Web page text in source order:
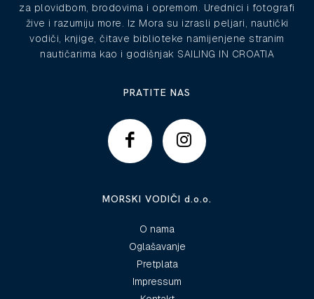
za plovidbom, brodovima i opremom. Urednici i fotografi
žive i razumiju more. Iz Mora su izrasli peljari, nautički
vodiči, knjige, čitave biblioteke namijenjene stranim
nautičarima kao i godišnjak SAILING IN CROATIA
PRATITE NAS
MORSKI VODIČI d.o.o.
O nama
Oglašavanje
Pretplata
Impressum